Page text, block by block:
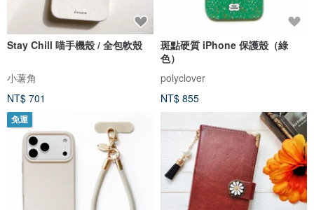
Stay Chill 喵手機殼 / 全包軟殼
小薯角
NT$ 701
斑點硬質 iPhone 保護殼（綠
色）
polyclover
NT$ 855
免運